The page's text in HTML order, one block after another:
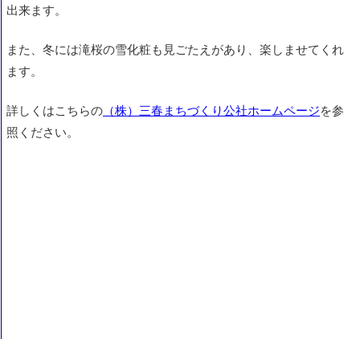
出来ます。
また、冬には滝桜の雪化粧も見ごたえがあり、楽しませてくれ
ます。
詳しくはこちらの （株）三春まちづくり公社ホームページを参
照ください。